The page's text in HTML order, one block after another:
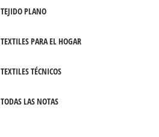
TEJIDO PLANO
TEXTILES PARA EL HOGAR
TEXTILES TÉCNICOS
TODAS LAS NOTAS